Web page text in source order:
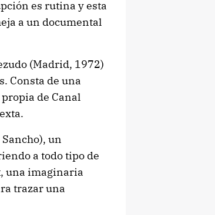
es rutina y esta
a un documental
(Madrid, 1972)
Consta de una
de Canal
un
a todo tipo de
una imaginaria
trazar una